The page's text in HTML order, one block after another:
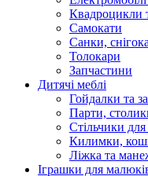
Квадроцикли
Самокати
Санки,
Толокари
Запчастини
Дитячі меблі
Гойдалки та
Парти,
Стільчики
Килимки,
Ліжка та
Іграшки для